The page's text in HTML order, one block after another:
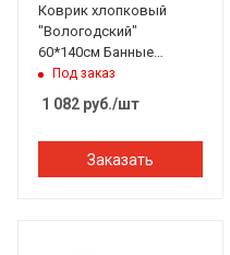
Коврик хлопковый
"Вологодский"
60*140см Банные
штучки
Под заказ
1 082 руб./шт
Заказать